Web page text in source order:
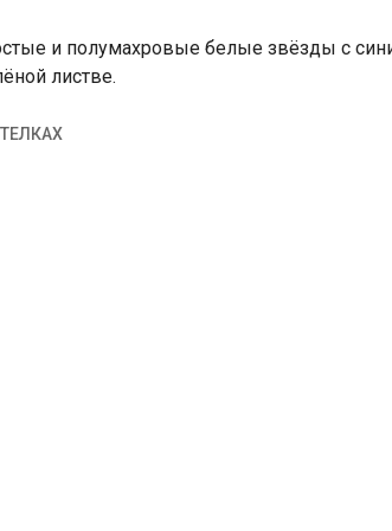
и полумахровые белые звёзды с
листве.